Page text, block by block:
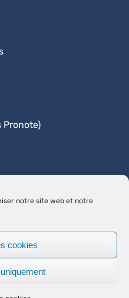
notre site web et notre
cookies
Pronote)
Triolet
DE COOKIES (UE)